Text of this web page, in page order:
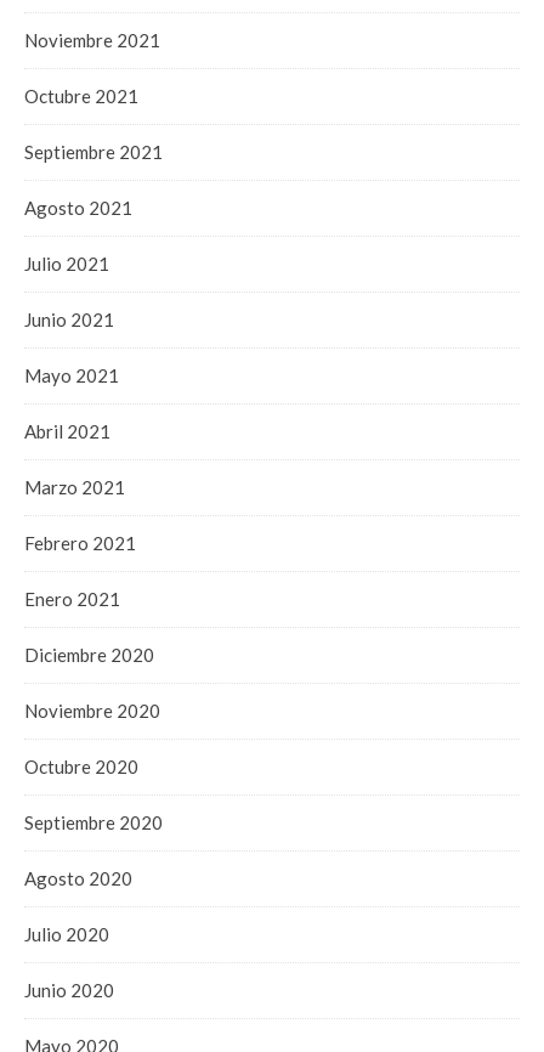
Noviembre 2021
Octubre 2021
Septiembre 2021
Agosto 2021
Julio 2021
Junio 2021
Mayo 2021
Abril 2021
Marzo 2021
Febrero 2021
Enero 2021
Diciembre 2020
Noviembre 2020
Octubre 2020
Septiembre 2020
Agosto 2020
Julio 2020
Junio 2020
Mayo 2020